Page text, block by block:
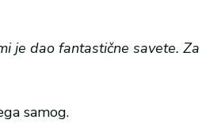
je dao fantastične savete. Za
samog.